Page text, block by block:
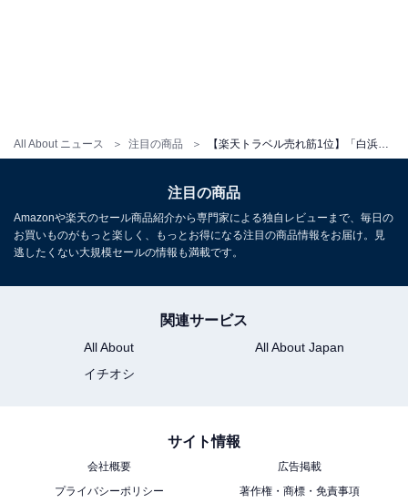
All About ニュース 注目の商品
注目の商品
Amazonや楽天のセール商品紹介から専門家による独自レビューまで、毎日の
お買いものがもっと楽しく、もっとお得になる注目の商品情報をお届け。見
逃したくない大規模セールの情報も満載です。
関連サービス
All About
All About Japan
イチオシ
サイト情報
会社概要
広告掲載
プライバシーポリシー
著作権・商標・免責事項